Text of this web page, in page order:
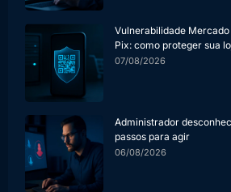
Vulnerabilidade
Pix: como proteger sua
07/08/2026
Administrador
passos para agir
06/08/2026